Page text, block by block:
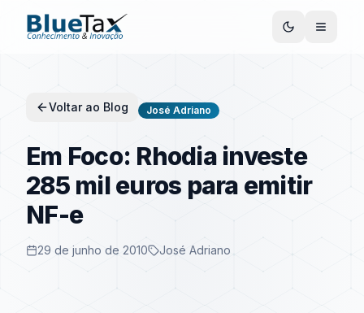
Voltar ao Blog José Adriano
Em Foco: Rhodia investe
285 mil euros para emitir
NF-e
29 de junho de 2010 José Adriano